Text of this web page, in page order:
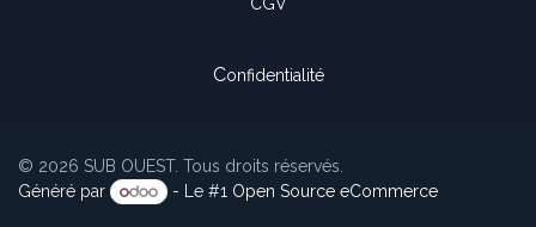
Confidentialité
© 2026 SUB OUEST. Tous droits réservés.
Généré par
- Le #1 Open Source eCommerce